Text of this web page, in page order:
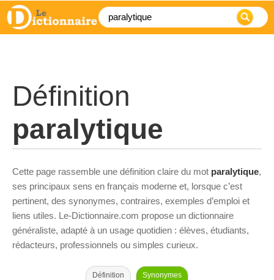
Définition
paralytique
Cette page rassemble une définition claire du mot paralytique,
ses principaux sens en français moderne et, lorsque c’est
pertinent, des synonymes, contraires, exemples d’emploi et
liens utiles. Le-Dictionnaire.com propose un dictionnaire
généraliste, adapté à un usage quotidien : élèves, étudiants,
rédacteurs, professionnels ou simples curieux.
Définition Synonymes